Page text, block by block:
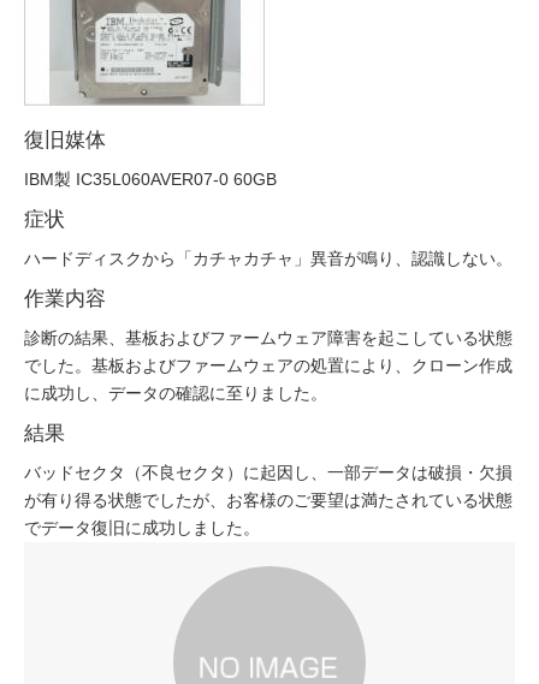
復旧媒体
IBM製 IC35L060AVER07-0 60GB
症状
ハードディスクから「カチャカチャ」異音が鳴り、認識しない。
作業内容
診断の結果、基板およびファームウェア障害を起こしている状態
でした。基板およびファームウェアの処置により、クローン作成
に成功し、データの確認に至りました。
結果
バッドセクタ（不良セクタ）に起因し、一部データは破損・欠損
が有り得る状態でしたが、お客様のご要望は満たされている状態
でデータ復旧に成功しました。